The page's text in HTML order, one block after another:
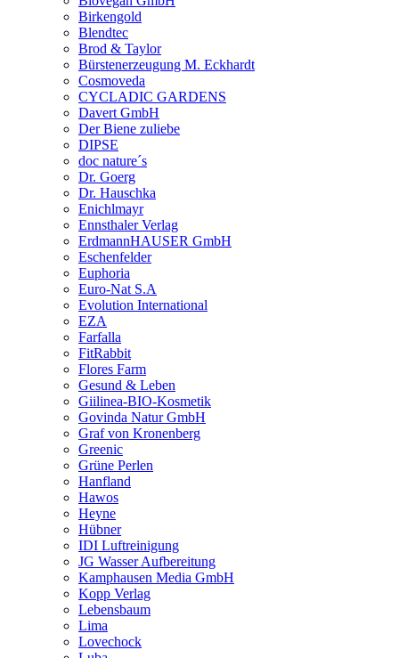
Birkengold
Blendtec
Brod & Taylor
Bürstenerzeugung M. Eckhardt
Cosmoveda
CYCLADIC GARDENS
Davert GmbH
Der Biene zuliebe
DIPSE
doc nature´s
Dr. Goerg
Dr. Hauschka
Enichlmayr
Ennsthaler Verlag
ErdmannHAUSER GmbH
Eschenfelder
Euphoria
Euro-Nat S.A
Evolution International
EZA
Farfalla
FitRabbit
Flores Farm
Gesund & Leben
Giilinea-BIO-Kosmetik
Govinda Natur GmbH
Graf von Kronenberg
Greenic
Grüne Perlen
Hanfland
Hawos
Heyne
Hübner
IDI Luftreinigung
JG Wasser Aufbereitung
Kamphausen Media GmbH
Kopp Verlag
Lebensbaum
Lima
Lovechock